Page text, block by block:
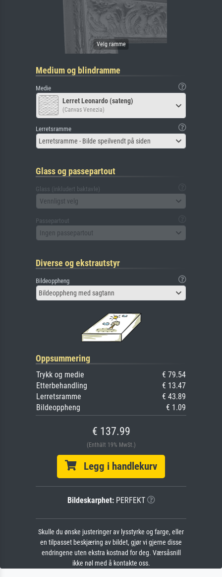
Medium og blindramme
Medie
Lerret Leonardo (sateng)
(Canvas Venezia)
Lerretsramme
Lerretsramme - Bilde speilvendt på siden
Glass og passepartout
Glass (inkludert baktavle)
Vennligst velg
Passepartout
Ingen passepartout
Diverse og ekstrautstyr
Bildeoppheng
Bildeoppheng med sagtann
Oppsummering
Trykk og medie
€ 79.54
Etterbehandling
€ 13.47
Lerretsramme
€ 43.89
Bildeoppheng
€ 1.09
€ 137.99
(Enthält 19% MwSt.)
Legg i handlekurv
Bildeskarphet:PERFEKT
Skulle du ønske justeringer av lysstyrke og farge, eller
en tilpasset beskjæring av bildet, gjør vi gjerne disse
endringene uten ekstra kostnad for deg. Værsåsnill
ikke nøl med å kontakte oss.